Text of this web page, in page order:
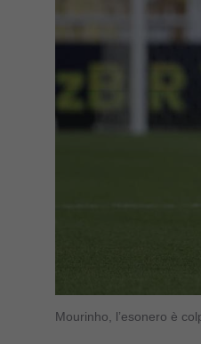
Mourinho, l’esonero è